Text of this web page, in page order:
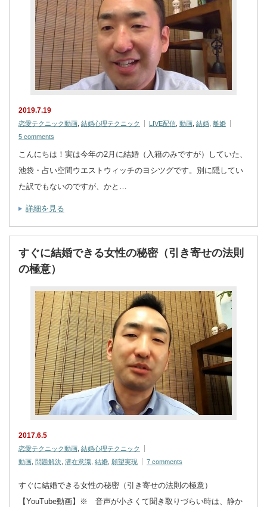
2019.7.19
恋愛テクニック動画 結婚心理テクニック LIVE配信 動画 結婚 離婚
5 comments
こんにちは！実は今年の2月に結婚（入籍のみですが）していた、
池袋・占い空間ウエストウィッチのヨシツグです。別に隠してい
た訳でもないのですが、かと…
詳細を見る
すぐに結婚できる女性の秘密（引き寄せの法則
の極意）
2017.6.5
恋愛テクニック動画 結婚心理テクニック
動画 問題解決 潜在意識 結婚 願望実現 7 comments
すぐに結婚できる女性の秘密（引き寄せの法則の極意）
【YouTube動画】※ 音声が小さくて聞き取りづらい時は、静か